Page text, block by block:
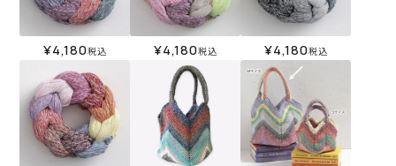
¥4,180税込 ¥4,180税込 ¥4,180税込